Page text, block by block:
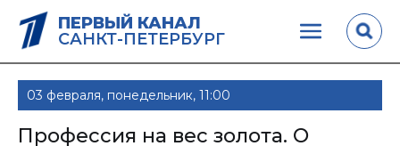
ПЕРВЫЙ КАНАЛ
САНКТ-ПЕТЕРБУРГ
03 февраля, понедельник, 11:00
Профессия на вес золота. О